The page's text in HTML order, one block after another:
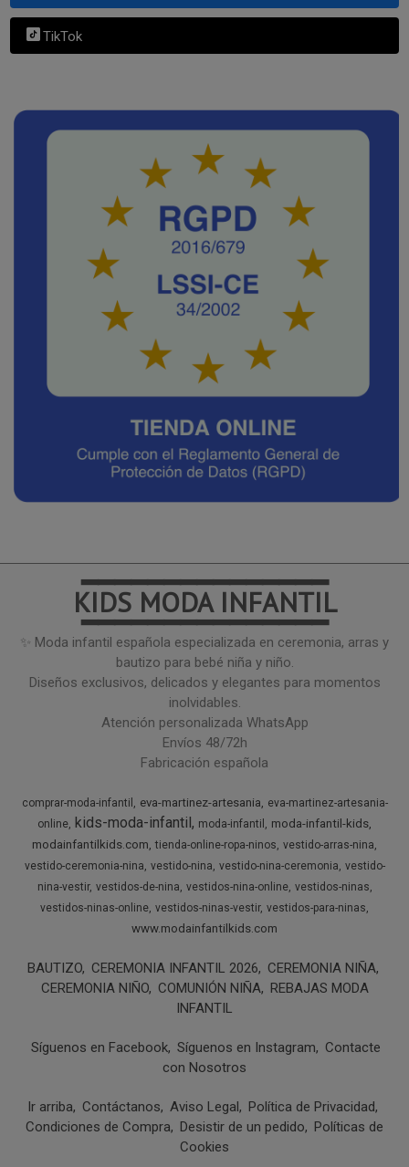
TikTok
━━━━━━━━━━━━━━━
KIDS MODA INFANTIL
━━━━━━━━━━━━━━━
✨ Moda infantil española especializada en ceremonia, arras y
bautizo para bebé niña y niño.
Diseños exclusivos, delicados y elegantes para momentos
inolvidables.
Atención personalizada WhatsApp
Envíos 48/72h
Fabricación española
comprar-moda-infantil eva-martinez-artesania
eva-martinez-artesania-
online kids-moda-infantil moda-infantil
moda-infantil-kids
modainfantilkids.com tienda-online-ropa-ninos vestido-arras-nina
vestido-ceremonia-nina vestido-nina vestido-nina-ceremonia vestido-
nina-vestir vestidos-de-nina vestidos-nina-online vestidos-ninas
vestidos-ninas-online vestidos-ninas-vestir vestidos-para-ninas
www.modainfantilkids.com
BAUTIZO CEREMONIA INFANTIL 2026
CEREMONIA NIÑA
CEREMONIA NIÑO COMUNIÓN NIÑA REBAJAS MODA
INFANTIL
Síguenos en Facebook Síguenos en Instagram
Contacte
con Nosotros
Ir arriba Contáctanos Aviso Legal
Política de Privacidad
Condiciones de Compra
Desistir de un pedido
Políticas de
Cookies